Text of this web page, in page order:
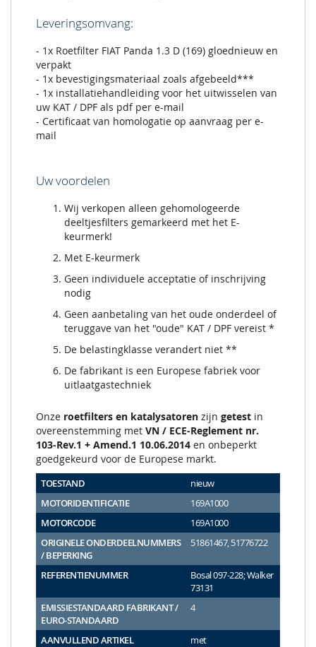
Leveringsomvang:
- 1x Roetfilter FIAT Panda 1.3 D (169) gloednieuw en
verpakt
- 1x bevestigingsmateriaal zoals afgebeeld***
- 1x installatiehandleiding voor het uitwisselen van
uw KAT / DPF als pdf per e-mail
- Certificaat van homologatie op aanvraag per e-
mail
Uw voordelen
Wij verkopen alleen gehomologeerde
deeltjesfilters gemarkeerd met het E-
keurmerk!
Met E-keurmerk
Geen individuele acceptatie of inschrijving
nodig
Geen aanbetaling van het oude onderdeel of
teruggave van het "oude" KAT / DPF vereist *
De belastingklasse verandert niet **
De fabrikant is een Europese fabriek voor
uitlaatgastechniek
Onze roetfilters en katalysatoren zijn getest in
overeenstemming met VN / ECE-Reglement nr.
103-Rev.1 + Amend.1 10.06.2014 en onbeperkt
goedgekeurd voor de Europese markt.
TOESTAND
nieuw
MOTORIDENTIFICATIE
169A1000
MOTORCODE
169A1000
ORIGINELE ONDERDEELNUMMERS
/ BEPERKING
51861467, 51776722
REFERENTIENUMMER
Bosal 097-228; Walker
73131
EMISSIESTANDAARD FABRIKANT /
EURO-STANDAARD
4
AANVULLEND ARTIKEL
met